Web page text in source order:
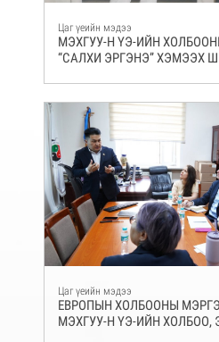
Цаг үеийн мэдээ
МЭХГУУ-Н ҮЭ-ИЙН
“САЛХИ ЭРГЭНЭ” ХЭМЭЭХ
Цаг үеийн мэдээ
ЕВРОПЫН ХОЛБООНЫ
МЭХГУУ-Н ҮЭ-ИЙН ХОЛБОО,